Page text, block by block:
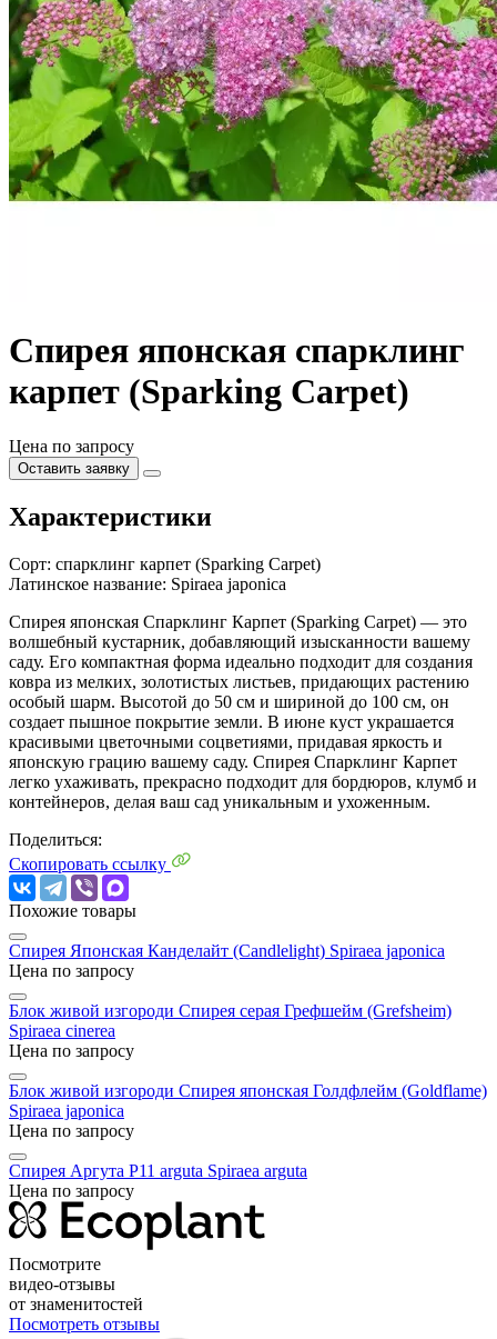
Спирея японская спарклинг
карпет (Sparking Carpet)
Цена по запросу
Оставить заявку
Характеристики
Сорт: спарклинг карпет (Sparking Carpet)
Латинское название: Spiraea japonica
Спирея японская Спарклинг Карпет (Sparking Carpet) — это
волшебный кустарник, добавляющий изысканности вашему
саду. Его компактная форма идеально подходит для создания
ковра из мелких, золотистых листьев, придающих растению
особый шарм. Высотой до 50 см и шириной до 100 см, он
создает пышное покрытие земли. В июне куст украшается
красивыми цветочными соцветиями, придавая яркость и
японскую грацию вашему саду. Спирея Спарклинг Карпет
легко ухаживать, прекрасно подходит для бордюров, клумб и
контейнеров, делая ваш сад уникальным и ухоженным.
Поделиться:
Скопировать ссылку
Похожие товары
Cпирея Японская Канделайт (Candlelight) Spiraea japonica
Цена по запросу
Блок живой изгороди Спирея серая Грефшейм (Grefsheim)
Spiraea cinerea
Цена по запросу
Блок живой изгороди Спирея японская Голдфлейм (Goldflame)
Spiraea japonica
Цена по запросу
Спирея Аргута P11 arguta Spiraea arguta
Цена по запросу
Посмотрите
видео-отзывы
от знаменитостей
Посмотреть отзывы